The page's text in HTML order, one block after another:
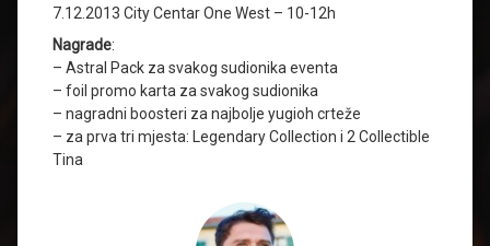
7.12.2013 City Centar One West – 10-12h
Nagrade:
– Astral Pack za svakog sudionika eventa
– foil promo karta za svakog sudionika
– nagradni boosteri za najbolje yugioh crteže
– za prva tri mjesta: Legendary Collection i 2 Collectible
Tina